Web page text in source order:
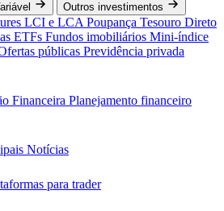
Outros investimentos
LCI e LCA Poupança Tesouro Direto
ETFs Fundos imobiliários Mini-índice
públicas Previdência privada
Financeira Planejamento financeiro
Notícias
para trader